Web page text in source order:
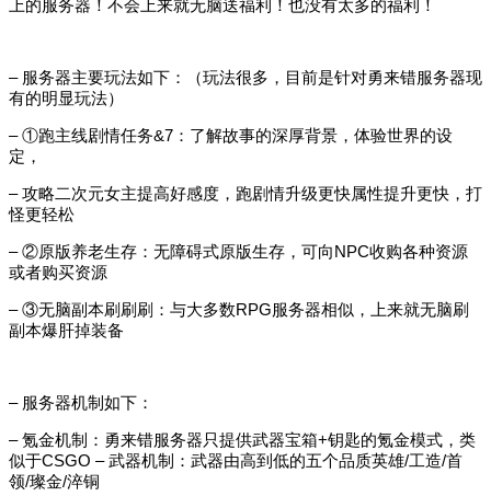
上的服务器！不会上来就无脑送福利！也没有太多的福利！
– 服务器主要玩法如下：（玩法很多，目前是针对勇来错服务器现
有的明显玩法）
– ①跑主线剧情任务&7：了解故事的深厚背景，体验世界的设
定，
– 攻略二次元女主提高好感度，跑剧情升级更快属性提升更快，打
怪更轻松
– ②原版养老生存：无障碍式原版生存，可向NPC收购各种资源
或者购买资源
– ③无脑副本刷刷刷：与大多数RPG服务器相似，上来就无脑刷
副本爆肝掉装备
– 服务器机制如下：
– 氪金机制：勇来错服务器只提供武器宝箱+钥匙的氪金模式，类
似于CSGO – 武器机制：武器由高到低的五个品质英雄/工造/首
领/璨金/淬铜